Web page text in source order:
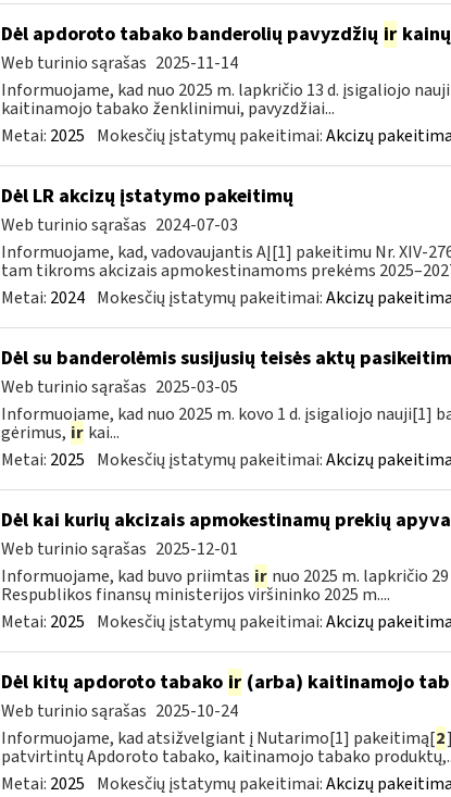
Dėl apdoroto tabako banderolių pavyzdžių ir
Web turinio sąrašas 2025-11-14
Informuojame, kad nuo 2025 m. lapkričio 13 d. įsigaliojo
kaitinamojo tabako ženklinimui, pavyzdžiai...
Metai: 2025 Mokesčių įstatymų pakeitimai:Akcizų
Dėl LR akcizų įstatymo pakeitimų
Web turinio sąrašas 2024-07-03
Informuojame, kad, vadovaujantis AĮ[1] pakeitimu Nr. XIV-
tam tikroms akcizais apmokestinamoms prekėms
Metai: 2024 Mokesčių įstatymų pakeitimai:Akcizų
Dėl su banderolėmis susijusių teisės aktų
Web turinio sąrašas 2025-03-05
Informuojame, kad nuo 2025 m. kovo 1 d. įsigaliojo
gėrimus, ir kai...
Metai: 2025 Mokesčių įstatymų pakeitimai:Akcizų
Dėl kai kurių akcizais apmokestinamų prekių
Web turinio sąrašas 2025-12-01
Informuojame, kad buvo priimtas ir nuo 2025 m. lapkričio
Respublikos finansų ministerijos viršininko 2025 m....
Metai: 2025 Mokesčių įstatymų pakeitimai:Akcizų
Dėl kitų apdoroto tabako ir(arba) kaitinamojo
Web turinio sąrašas 2025-10-24
Informuojame, kad atsižvelgiant į Nutarimo[1] pakeitimą[2
patvirtintų Apdoroto tabako, kaitinamojo tabako
Metai: 2025 Mokesčių įstatymų pakeitimai:Akcizų